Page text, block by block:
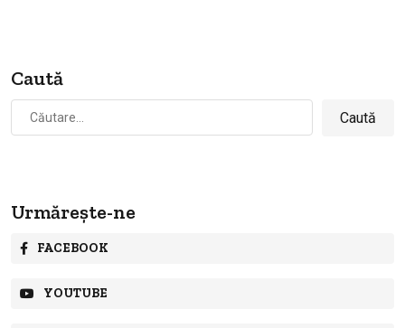
Caută
după:
Urmărește-ne
FACEBOOK
YOUTUBE